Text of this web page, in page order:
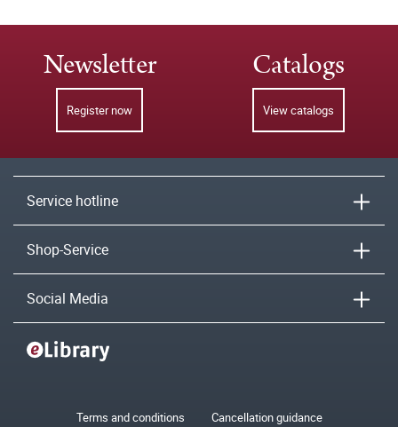
Newsletter
Register now
Catalogs
View catalogs
Service hotline
Shop-Service
Social Media
Terms and conditions
Cancellation guidance